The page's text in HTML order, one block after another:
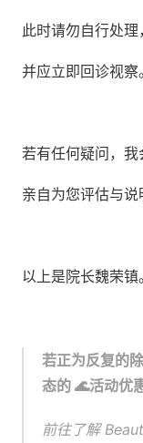
此时请勿自行处理，
并应立即回诊视察。
若有任何疑问，我
亲自为您评估与说
以上是院长魏荣镇
若正为反复的
态的 🌊活动优
前往了解